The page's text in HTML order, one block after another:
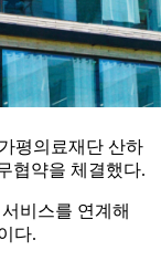
평의료재단 산하
협약을 체결했다.
비스를 연계해
다.